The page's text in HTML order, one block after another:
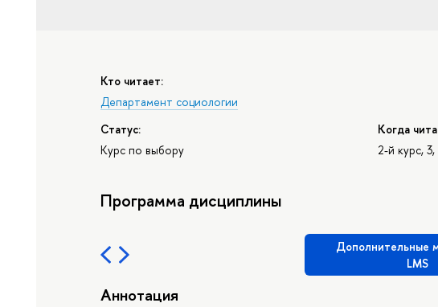
Кто читает:
Департамент социологии
Статус:
Курс по выбору
Когда
2-й курс,
Программа дисциплины
Дополнительные
LMS
Аннотация